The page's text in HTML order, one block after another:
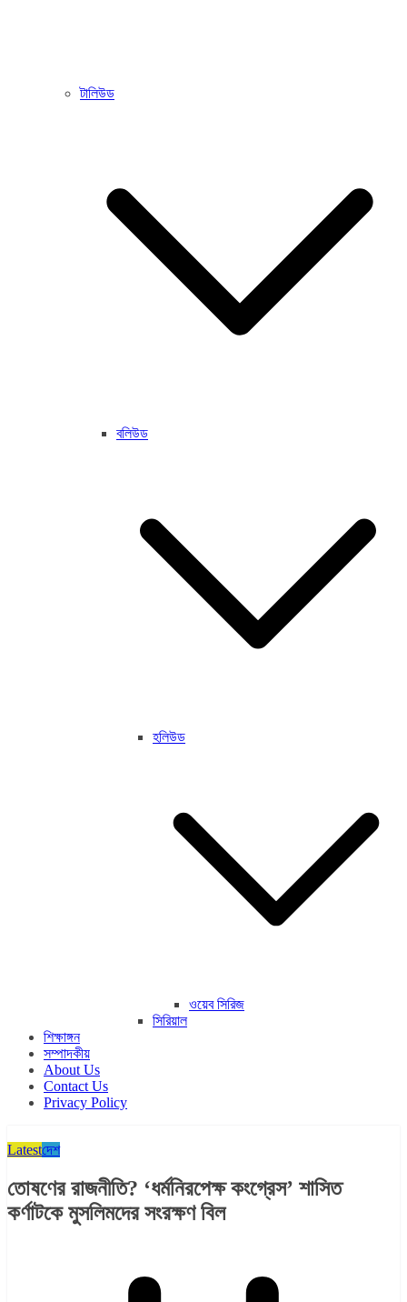
টালিউড
বলিউড
হলিউড
ওয়েব সিরিজ
সিরিয়াল
শিক্ষাঙ্গন
সম্পাদকীয়
About Us
Contact Us
Privacy Policy
Latestদেশ
তোষণের রাজনীতি? ‘ধর্মনিরপেক্ষ কংগ্রেস’ শাসিত
কর্ণাটকে মুসলিমদের সংরক্ষণ বিল